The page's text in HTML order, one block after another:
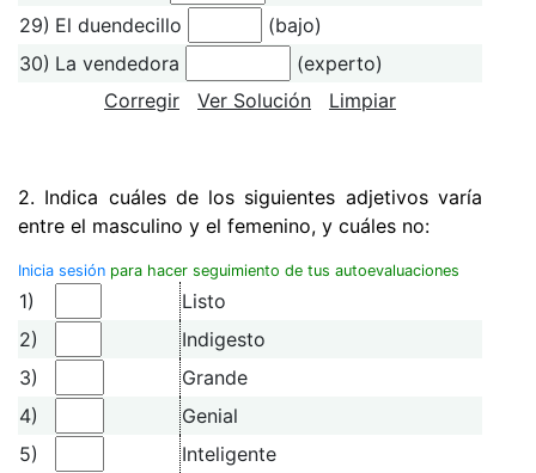
29) El duendecillo
(bajo)
30) La vendedora
(experto)
Corregir
Ver Solución Limpiar
2. Indica cuáles de los siguientes adjetivos varía
entre el masculino y el femenino, y cuáles no:
Inicia sesión para hacer seguimiento de tus autoevaluaciones
1)
Listo
2)
Indigesto
3)
Grande
4)
Genial
5)
Inteligente